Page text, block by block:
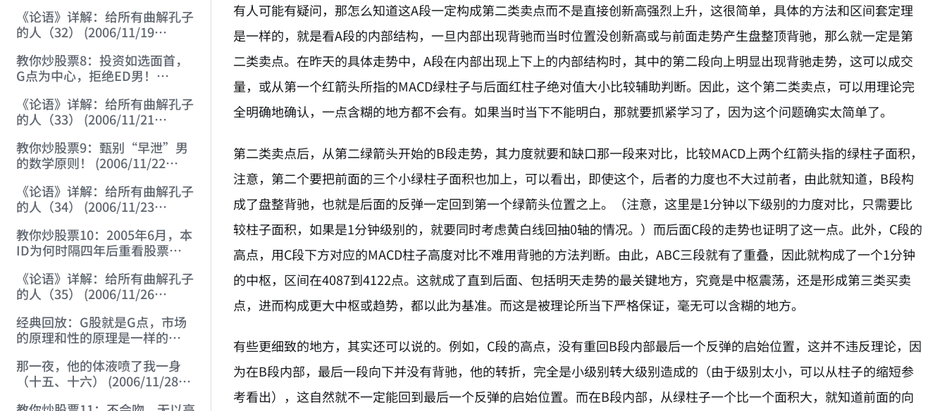
《论语》详解：给所有曲解孔子
的人（32） (2006/11/19
教你炒股票8：投资如选面首，
G点为中心，拒绝ED男！
《论语》详解：给所有曲解孔子
的人（33） (2006/11/21
教你炒股票9：甄别“早泄”男
的数学原则！ (2006/11/22
《论语》详解：给所有曲解孔子
的人（34） (2006/11/23
教你炒股票10：2005年6月，本
ID为何时隔四年后重看股票
《论语》详解：给所有曲解孔子
的人（35） (2006/11/26
经典回放：G股就是G点，市场
的原理和性的原理是一样的
那一夜，他的体液喷了我一身
（十五、十六） (2006/11/28
有人可能有疑问，那怎么知道这A段一定构成第二类卖点而不是直接创新高强烈上升，这很简单，具体的方法和区间套定理
是一样的，就是看A段的内部结构，一旦内部出现背驰而当时位置没创新高或与前面走势产生盘整顶背驰，那么就一定是第
二类卖点。在昨天的具体走势中，A段在内部出现上下上的内部结构时，其中的第二段向上明显出现背驰走势，这可以成交
量，或从第一个红箭头所指的MACD绿柱子与后面红柱子绝对值大小比较辅助判断。因此，这个第二类卖点，可以用理论完
全明确地确认，一点含糊的地方都不会有。如果当时当下不能明白，那就要抓紧学习了，因为这个问题确实太简单了。
第二类卖点后，从第二绿箭头开始的B段走势，其力度就要和缺口那一段来对比，比较MACD上两个红箭头指的绿柱子面积，
注意，第二个要把前面的三个小绿柱子面积也加上，可以看出，即使这个，后者的力度也不大过前者，由此就知道，B段构
成了盘整背驰，也就是后面的反弹一定回到第一个绿箭头位置之上。（注意，这里是1分钟以下级别的力度对比，只需要比
较柱子面积，如果是1分钟级别的，就要同时考虑黄白线回抽0轴的情况。）而后面C段的走势也证明了这一点。此外，C段的
高点，用C段下方对应的MACD柱子高度对比不难用背驰的方法判断。由此，ABC三段就有了重叠，因此就构成了一个1分钟
的中枢，区间在4087到4122点。这就成了直到后面、包括明天走势的最关键地方，究竟是中枢震荡，还是形成第三类买卖
点，进而构成更大中枢或趋势，都以此为基准。而这是被理论所当下严格保证，毫无可以含糊的地方。
有些更细致的地方，其实还可以说的。例如，C段的高点，没有重回B段内部最后一个反弹的启始位置，这并不违反理论，因
为在B段内部，最后一段向下并没有背驰，他的转折，完全是小级别转大级别造成的（由于级别太小，可以从柱子的缩短参
考看出），这自然就不一定能回到最后一个反弹的启始位置。而在B段内部，从绿柱子一个比一个面积大，就知道前面的向